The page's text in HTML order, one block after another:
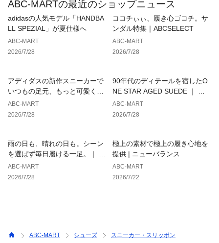
このシューズの作りは小さめです。
※天然皮革を使用しているため、多少の色ムラや生産過程で生
じる傷が多少ある場合がございますので、予めご了承くださ
い。
ABC-MARTの最近のショップニュース
adidasの人気モデル「HANDBA
LL SPEZIAL」が夏仕様へ
ABC-MART
2026/7/28
ココチぃぃ、履き心ゴコチ。サ
ンダル特集｜ABCSELECT
ABC-MART
2026/7/28
アディダスの新作スニーカーで
いつもの足元、もっと可愛くア
ップデート
ABC-MART
2026/7/28
90年代のディテールを宿したO
NE STAR AGED SUEDE ｜ コ
ンバース
ABC-MART
2026/7/28
雨の日も、晴れの日も。シーン
を選ばず毎日履ける一足。｜ ホ
ーキンス
ABC-MART
2026/7/28
極上の素材で極上の履き心地を
提供 | ニューバランス
ABC-MART
2026/7/22
ABC-MART シューズ
スニーカー・スリッポン